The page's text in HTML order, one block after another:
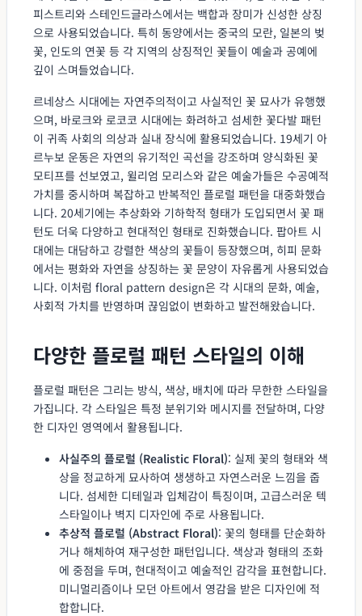
피스트리와 스테인드글라스에서는 백합과 장미가 신성한 상징
으로 사용되었습니다. 특히 동양에서는 중국의 모란, 일본의 벚
꽃, 인도의 연꽃 등 각 지역의 상징적인 꽃들이 예술과 공예에
깊이 스며들었습니다.
르네상스 시대에는 자연주의적이고 사실적인 꽃 묘사가 유행했
으며, 바로크와 로코코 시대에는 화려하고 섬세한 꽃다발 패턴
이 귀족 사회의 의상과 실내 장식에 활용되었습니다. 19세기 아
르누보 운동은 자연의 유기적인 곡선을 강조하며 양식화된 꽃
모티프를 선보였고, 윌리엄 모리스와 같은 예술가들은 수공예적
가치를 중시하며 복잡하고 반복적인 플로럴 패턴을 대중화했습
니다. 20세기에는 추상화와 기하학적 형태가 도입되면서 꽃 패
턴도 더욱 다양하고 현대적인 형태로 진화했습니다. 팝아트 시
대에는 대담하고 강렬한 색상의 꽃들이 등장했으며, 히피 문화
에서는 평화와 자연을 상징하는 꽃 문양이 자유롭게 사용되었습
니다. 이처럼 floral pattern design은 각 시대의 문화, 예술,
사회적 가치를 반영하며 끊임없이 변화하고 발전해왔습니다.
다양한 플로럴 패턴 스타일의 이해
플로럴 패턴은 그리는 방식, 색상, 배치에 따라 무한한 스타일을
가집니다. 각 스타일은 특정 분위기와 메시지를 전달하며, 다양
한 디자인 영역에서 활용됩니다.
사실주의 플로럴 (Realistic Floral): 실제 꽃의 형태와 색
상을 정교하게 묘사하여 생생하고 자연스러운 느낌을 줍
니다. 섬세한 디테일과 입체감이 특징이며, 고급스러운 텍
스타일이나 벽지 디자인에 주로 사용됩니다.
추상적 플로럴 (Abstract Floral): 꽃의 형태를 단순화하
거나 해체하여 재구성한 패턴입니다. 색상과 형태의 조화
에 중점을 두며, 현대적이고 예술적인 감각을 표현합니다.
미니멀리즘이나 모던 아트에서 영감을 받은 디자인에 적
합합니다.